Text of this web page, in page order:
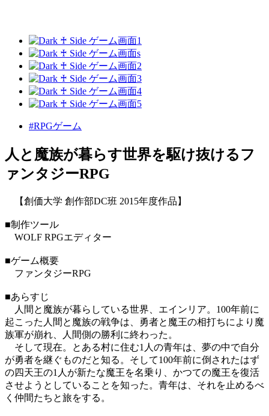
#RPGゲーム
人と魔族が暮らす世界を駆け抜けるフ
ァンタジーRPG
【創価大学 創作部DC班 2015年度作品】
■制作ツール
WOLF RPGエディター
■ゲーム概要
ファンタジーRPG
■あらすじ
人間と魔族が暮らしている世界、エインリア。100年前に
起こった人間と魔族の戦争は、勇者と魔王の相打ちにより魔
族軍が崩れ、人間側の勝利に終わった。
そして現在。とある村に住む1人の青年は、夢の中で自分
が勇者を継ぐものだと知る。そして100年前に倒されたはず
の四天王の1人が新たな魔王を名乗り、かつての魔王を復活
させようとしていることを知った。青年は、それを止めるべ
く仲間たちと旅をする。